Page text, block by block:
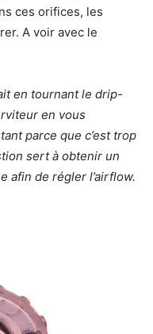
ces orifices, les
A voir avec le
en tournant le drip-
en vous
parce que c’est trop
sert à obtenir un
afin de régler l’airflow.